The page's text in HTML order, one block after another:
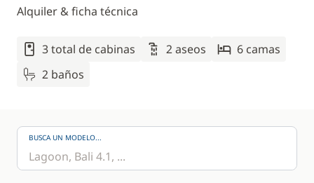
Alquiler & ficha técnica
3 total de cabinas 2 aseos
6 camas
2 baños
BUSCA UN MODELO...